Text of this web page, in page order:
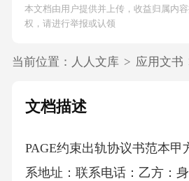
本文档由用户提供并上传，收益归属内
权，请进行举报或认领
当前位置： 人人文库 > 应用文书
文档描述
PAGE约束出轨协议书范本
系地址：联系电话：乙方：